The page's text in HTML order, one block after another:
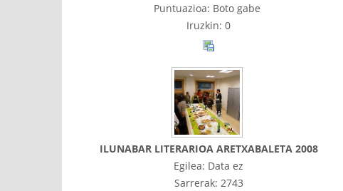
Puntuazioa: Boto gabe
Iruzkin: 0
ILUNABAR LITERARIOA ARETXABALETA 2008
Egilea: Data ez
Sarrerak: 2743